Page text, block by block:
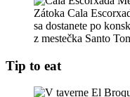
Zátoka Cala
sa dostanete po
z mestečka Santo
Tip to eat